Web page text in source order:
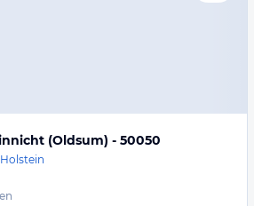
(Oldsum) - 50050